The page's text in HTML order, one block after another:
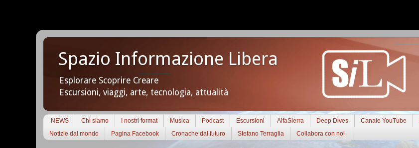
Spazio Informazione Libera
Esplorare Scoprire Creare
Escursioni, viaggi, arte, tecnologia, attualità
NEWS Chi siamo I nostri format Musica Podcast Escursioni AlfaSierra Deep Dives Canale YouTube
Notizie dal mondo
Pagina Facebook Cronache dal futuro Stefano Terraglia Collabora con noi